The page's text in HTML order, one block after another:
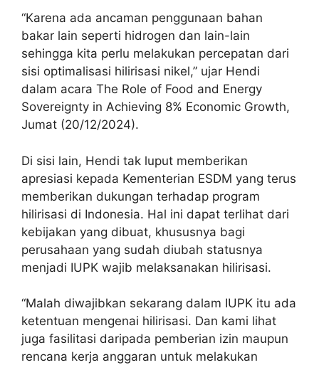
“Karena ada ancaman penggunaan bahan
bakar lain seperti hidrogen dan lain-lain
sehingga kita perlu melakukan percepatan dari
sisi optimalisasi hilirisasi nikel,” ujar Hendi
dalam acara The Role of Food and Energy
Sovereignty in Achieving 8% Economic Growth,
Jumat (20/12/2024).
Di sisi lain, Hendi tak luput memberikan
apresiasi kepada Kementerian ESDM yang terus
memberikan dukungan terhadap program
hilirisasi di Indonesia. Hal ini dapat terlihat dari
kebijakan yang dibuat, khususnya bagi
perusahaan yang sudah diubah statusnya
menjadi IUPK wajib melaksanakan hilirisasi.
“Malah diwajibkan sekarang dalam IUPK itu ada
ketentuan mengenai hilirisasi. Dan kami lihat
juga fasilitasi daripada pemberian izin maupun
rencana kerja anggaran untuk melakukan